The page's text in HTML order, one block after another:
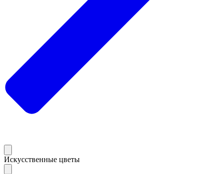
Искусственные цветы